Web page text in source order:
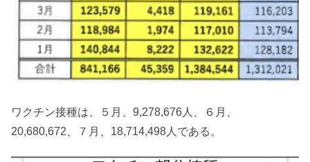
ワクチン接種は、５月、9,278,676人、６月、
20,680,672、７月、18,714,498人である。